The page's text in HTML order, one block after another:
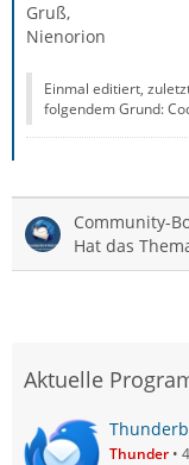
Gruß,
Nienorion
Einmal editiert,
folgendem Grund:
Community-
Hat das
Aktuelle
Thunder